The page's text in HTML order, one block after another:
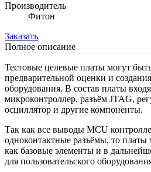
Производитель
Фитон
Заказать
Полное описание
Тестовые целевые платы могут
предварительной оценки и
оборудования. В состав платы
микроконтроллер, разъём JTAG,
осциллятор и другие компоненты.
Так как все выводы MCU
одноконтактные разъёмы, то платы
как базовые элементы и в
для пользовательского